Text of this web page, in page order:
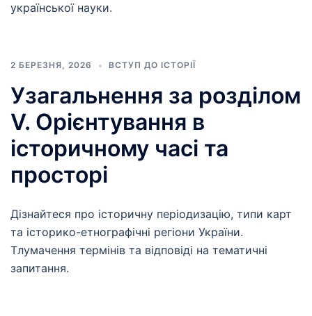
української науки.
2 БЕРЕЗНЯ, 2026 ВСТУП ДО ІСТОРІЇ
Узагальнення за розділом
V. Орієнтування в
історичному часі та
просторі
Дізнайтеся про історичну періодизацію, типи карт
та історико-етнографічні регіони України.
Тлумачення термінів та відповіді на тематичні
запитання.